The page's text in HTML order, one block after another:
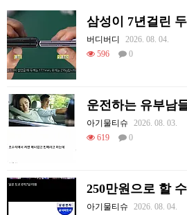
삼성이 7년걸린 두
버디버디
2026. 08. 04.
596
0
아기물티슈
2026. 08. 03.
619
0
250만원으로 할
아기물티슈
2026. 08. 04.